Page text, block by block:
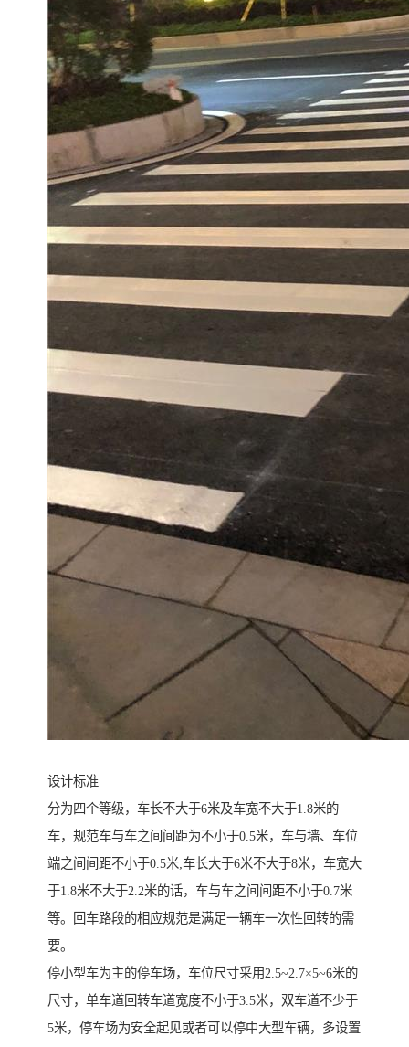
设计标准
分为四个等级，车长不大于6米及车宽不大于1.8米的
车，规范车与车之间间距为不小于0.5米，车与墙、车位
端之间间距不小于0.5米;车长大于6米不大于8米，车宽大
于1.8米不大于2.2米的话，车与车之间间距不小于0.7米
等。回车路段的相应规范是满足一辆车一次性回转的需
要。
停小型车为主的停车场，车位尺寸采用2.5~2.7×5~6米的
尺寸，单车道回转车道宽度不小于3.5米，双车道不少于
5米，停车场为安全起见或者可以停中大型车辆，多设置